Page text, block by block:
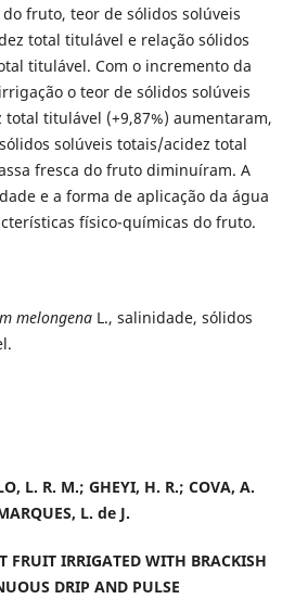
fruto, teor de sólidos solúveis
total titulável e relação sólidos
titulável. Com o incremento da
o teor de sólidos solúveis
total titulável (+9,87%) aumentaram,
solúveis totais/acidez total
fresca do fruto diminuíram. A
e a forma de aplicação da água
físico-químicas do fruto.
melongenaL., salinidade, sólidos
L. R. M.; GHEYI, H. R.; COVA, A.
L. de J.
FRUIT IRRIGATED WITH BRACKISH
DRIP AND PULSE